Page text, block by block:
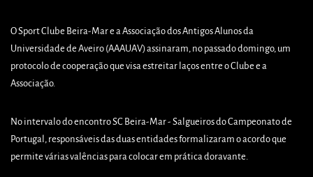
O Sport Clube Beira-Mar e a Associação dos Antigos Alunos da
Universidade de Aveiro (AAAUAV) assinaram, no passado domingo, um
protocolo de cooperação que visa estreitar laços entre o Clube e a
Associação.
No intervalo do encontro SC Beira-Mar - Salgueiros do Campeonato de
Portugal, responsáveis das duas entidades formalizaram o acordo que
permite várias valências para colocar em prática doravante.